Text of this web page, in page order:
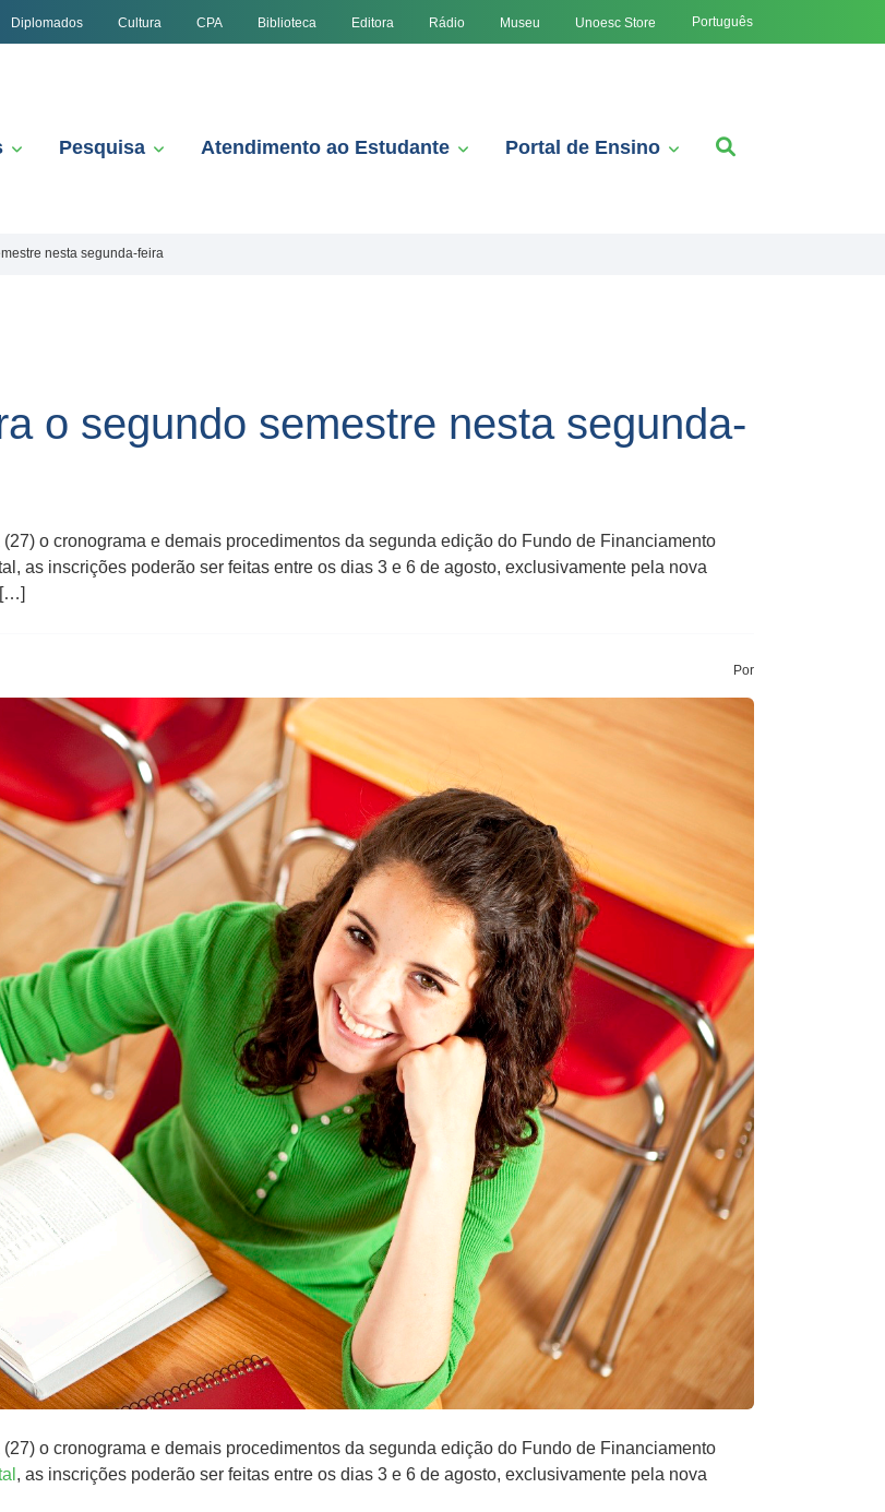
Diplomados Cultura CPA Biblioteca Editora Rádio Museu Unoesc Store Português
Pesquisa Atendimento ao Estudante Portal de Ensino
nesta segunda-feira
o segundo semestre nesta segunda-
o cronograma e demais procedimentos da segunda edição do Fundo de Financiamento
as inscrições poderão ser feitas entre os dias 3 e 6 de agosto, exclusivamente pela nova
[…]
Por
o cronograma e demais procedimentos da segunda edição do Fundo de Financiamento
, as inscrições poderão ser feitas entre os dias 3 e 6 de agosto, exclusivamente pela nova